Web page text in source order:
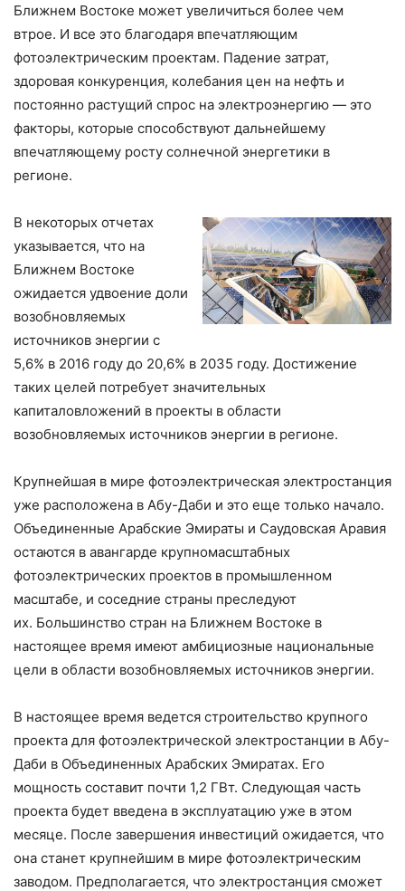
Ближнем Востоке может увеличиться более чем
втрое. И все это благодаря впечатляющим
фотоэлектрическим проектам. Падение затрат,
здоровая конкуренция, колебания цен на нефть и
постоянно растущий спрос на электроэнергию — это
факторы, которые способствуют дальнейшему
впечатляющему росту солнечной энергетики в
регионе.
В некоторых отчетах
указывается, что на
Ближнем Востоке
ожидается удвоение доли
возобновляемых
источников энергии с
5,6% в 2016 году до 20,6% в 2035 году. Достижение
таких целей потребует значительных
капиталовложений в проекты в области
возобновляемых источников энергии в регионе.
Крупнейшая в мире фотоэлектрическая электростанция
уже расположена в Абу-Даби и это еще только начало.
Объединенные Арабские Эмираты и Саудовская Аравия
остаются в авангарде крупномасштабных
фотоэлектрических проектов в промышленном
масштабе, и соседние страны преследуют
их. Большинство стран на Ближнем Востоке в
настоящее время имеют амбициозные национальные
цели в области возобновляемых источников энергии.
В настоящее время ведется строительство крупного
проекта для фотоэлектрической электростанции в Абу-
Даби в Объединенных Арабских Эмиратах. Его
мощность составит почти 1,2 ГВт. Следующая часть
проекта будет введена в эксплуатацию уже в этом
месяце. После завершения инвестиций ожидается, что
она станет крупнейшим в мире фотоэлектрическим
заводом. Предполагается, что электростанция сможет